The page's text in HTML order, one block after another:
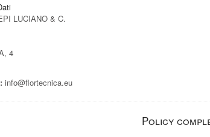
LUCIANO & C.
4
info@flortecnica.eu
Policy